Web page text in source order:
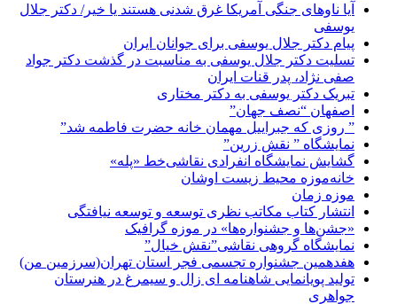
آیا ناوهای جنگی آمریکا غرق شدنی هستند یا خیر/ دکتر جلال
یوسفی
پیام دکتر جلال یوسفی برای جوانان ایران
تسلیت دکتر جلال یوسفی به مناسبت در گذشت دکتر جواد
صفی نژاد، پدر قنات ایران
تبریک دکتر یوسفی به دکتر مختاری
اصفهان “نصف جهان”
” روزی که جبراییل مهمان خانه حضرت فاطمه شد”
نمایشگاه ” نقش زرین”
گشایش نمایشگاه انفرادی نقاشی‌خط «پله»
خانه‌موزه محیط‌ زیست اوشان
موزه زمان
انتشار کتاب مکاتب نظری توسعه و توسعه نیافتگی
«جشن‌ها و جشنواره‌ها» در موزه گرافیک
نمایشگاه گروهی نقاشی”نقش خیال”
هفدهمین جشنواره تجسمی فجر استان تهران(سرزمین من)
تولید پویانمایی شاهنامه ای زال و سیمرغ در هنرستان
جواهری